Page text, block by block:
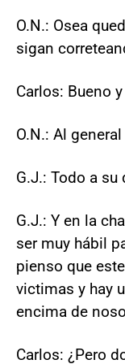
O.N.: Osea
sigan
Carlos: Bueno
O.N.: Al general
G.J.: Todo a
G.J.: Y en la
ser muy hábil
pienso que
victimas y hay
encima de
Carlos: ¿Pero